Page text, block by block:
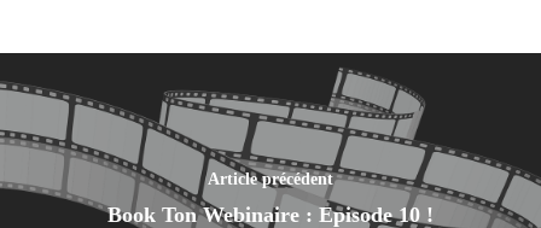
Article précédent
Book Ton Webinaire : Episode 10 !